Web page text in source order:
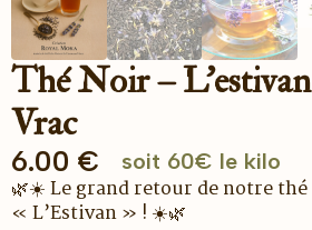
Thé Noir –
Vrac
6.00 € soit 60€ le kilo
🌿☀️Le grand retour de notre
« L’Estivan » ! ☀️🌿